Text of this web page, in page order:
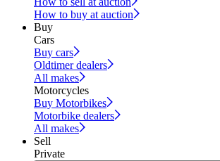
How to buy at auction
Buy
Cars
Buy cars
Oldtimer dealers
All makes
Motorcycles
Buy Motorbikes
Motorbike dealers
All makes
Sell
Private